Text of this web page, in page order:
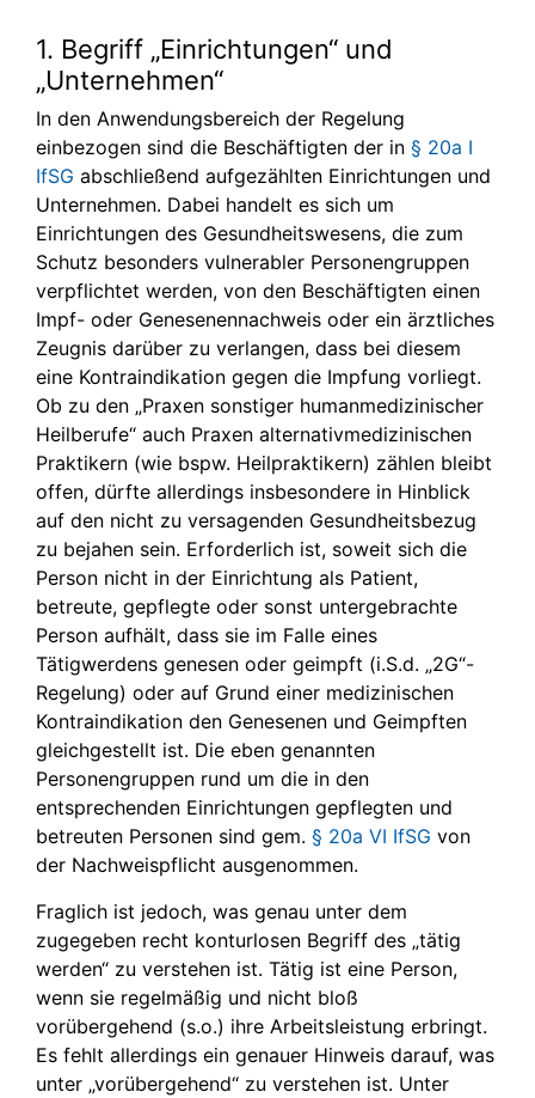
1. Begriff „Einrichtungen“ und
„Unternehmen“
In den Anwendungsbereich der Regelung
einbezogen sind die Beschäftigten der in § 20a I
IfSG abschließend aufgezählten Einrichtungen und
Unternehmen. Dabei handelt es sich um
Einrichtungen des Gesundheitswesens, die zum
Schutz besonders vulnerabler Personengruppen
verpflichtet werden, von den Beschäftigten einen
Impf- oder Genesenennachweis oder ein ärztliches
Zeugnis darüber zu verlangen, dass bei diesem
eine Kontraindikation gegen die Impfung vorliegt.
Ob zu den „Praxen sonstiger humanmedizinischer
Heilberufe“ auch Praxen alternativmedizinischen
Praktikern (wie bspw. Heilpraktikern) zählen bleibt
offen, dürfte allerdings insbesondere in Hinblick
auf den nicht zu versagenden Gesundheitsbezug
zu bejahen sein. Erforderlich ist, soweit sich die
Person nicht in der Einrichtung als Patient,
betreute, gepflegte oder sonst untergebrachte
Person aufhält, dass sie im Falle eines
Tätigwerdens genesen oder geimpft (i.S.d. „2G“-
Regelung) oder auf Grund einer medizinischen
Kontraindikation den Genesenen und Geimpften
gleichgestellt ist. Die eben genannten
Personengruppen rund um die in den
entsprechenden Einrichtungen gepflegten und
betreuten Personen sind gem. § 20a VI IfSG von
der Nachweispflicht ausgenommen.
Fraglich ist jedoch, was genau unter dem
zugegeben recht konturlosen Begriff des „tätig
werden“ zu verstehen ist. Tätig ist eine Person,
wenn sie regelmäßig und nicht bloß
vorübergehend (s.o.) ihre Arbeitsleistung erbringt.
Es fehlt allerdings ein genauer Hinweis darauf, was
unter „vorübergehend“ zu verstehen ist. Unter